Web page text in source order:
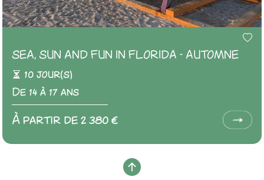
SEA, SUN AND FUN IN FLORIDA - AUTOMNE
10 jour(s)
De 14 à 17 ans
À partir de 2 380 €